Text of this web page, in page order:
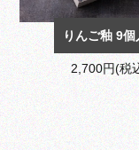
りんご釉 9個
2,700円(税